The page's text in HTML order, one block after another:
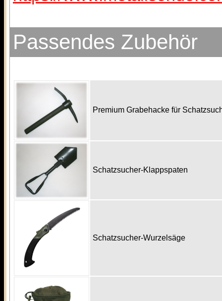
Passendes Zubehör
Premium Grabehacke für
Schatzsucher-Klappspaten
Schatzsucher-Wurzelsäge